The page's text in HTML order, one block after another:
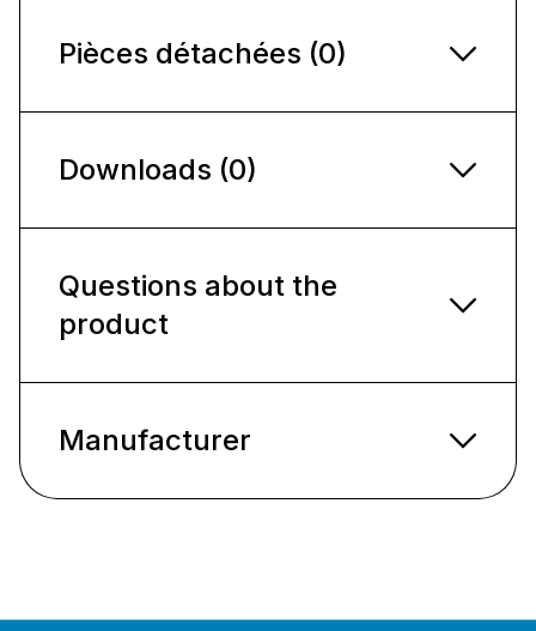
Pièces détachées (0)
Downloads (0)
Questions about the
product
Manufacturer